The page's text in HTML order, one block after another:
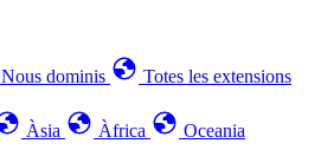
Nous dominis
Totes les extensions
Àsia Àfrica
Oceania